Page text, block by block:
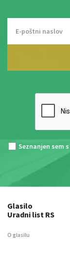
Seznanjen sem s
Glasilo
Uradni list RS
O glasilu